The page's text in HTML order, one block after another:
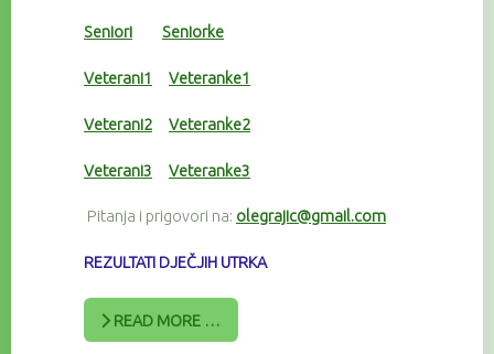
Seniori Seniorke
Veterani1 Veteranke1
Veterani2 Veteranke2
Veterani3 Veteranke3
Pitanja i prigovori na: olegrajic@gmail.com
REZULTATI DJEČJIH UTRKA
READ MORE …